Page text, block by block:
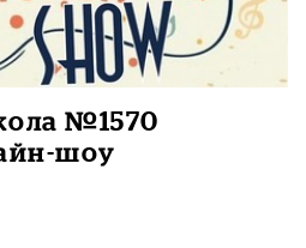
№1570
шоу